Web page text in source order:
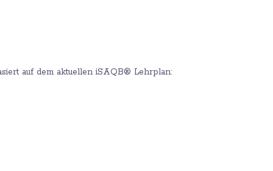
auf dem aktuellen iSAQB® Lehrplan: